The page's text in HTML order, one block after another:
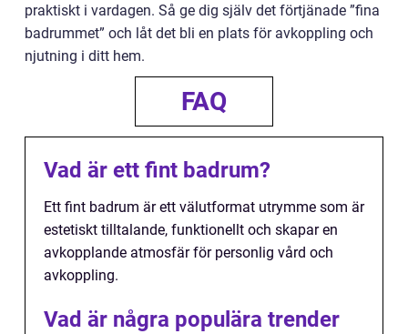
praktiskt i vardagen. Så ge dig själv det förtjänade ”fina
badrummet” och låt det bli en plats för avkoppling och
njutning i ditt hem.
FAQ
Vad är ett fint badrum?
Ett fint badrum är ett välutformat utrymme som är
estetiskt tilltalande, funktionellt och skapar en
avkopplande atmosfär för personlig vård och
avkoppling.
Vad är några populära trender